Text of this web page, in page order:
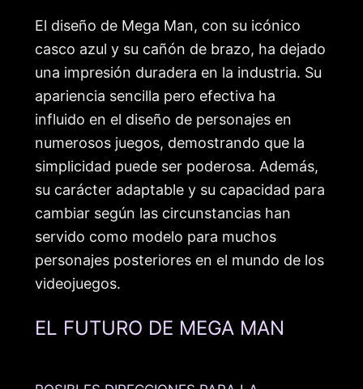
El diseño de Mega Man, con su icónico
casco azul y su cañón de brazo, ha dejado
una impresión duradera en la industria. Su
apariencia sencilla pero efectiva ha
influido en el diseño de personajes en
numerosos juegos, demostrando que la
simplicidad puede ser poderosa. Además,
su carácter adaptable y su capacidad para
cambiar según las circunstancias han
servido como modelo para muchos
personajes posteriores en el mundo de los
videojuegos.
EL FUTURO DE MEGA MAN